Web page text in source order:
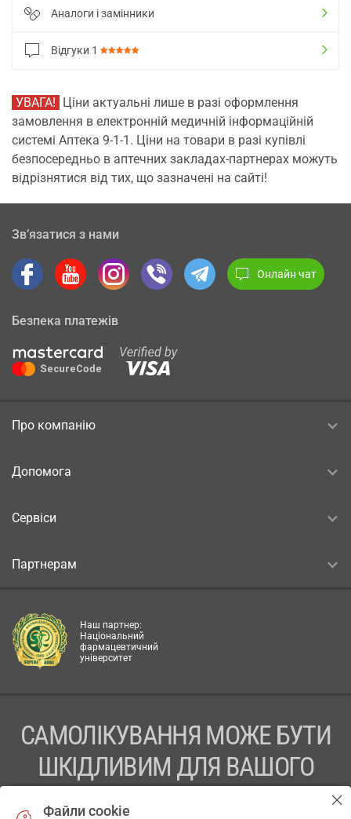
Аналоги і замінники
Відгуки 1
УВАГА! Ціни актуальні лише в разі оформлення
замовлення в електронній медичній інформаційній
системі Аптека 9-1-1. Ціни на товари в разі купівлі
безпосередньо в аптечних закладах-партнерах можуть
відрізнятися від тих, що зазначені на сайті!
Зв’язатися з нами
Онлайн чат
Безпека платежів
Про компанію
Допомога
Сервіси
Партнерам
Наш партнер:
Національний
фармацевтичний
університет
САМОЛІКУВАННЯ МОЖЕ БУТИ
ШКІДЛИВИМ ДЛЯ ВАШОГО
Файли cookie